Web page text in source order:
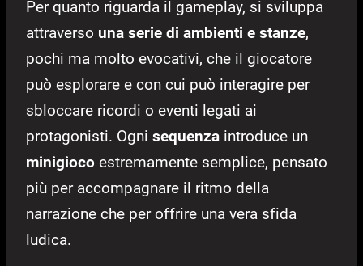
Per quanto riguarda il gameplay, si sviluppa
attraverso una serie di ambienti e stanze,
pochi ma molto evocativi, che il giocatore
può esplorare e con cui può interagire per
sbloccare ricordi o eventi legati ai
protagonisti. Ogni sequenza introduce un
minigioco estremamente semplice, pensato
più per accompagnare il ritmo della
narrazione che per offrire una vera sfida
ludica.